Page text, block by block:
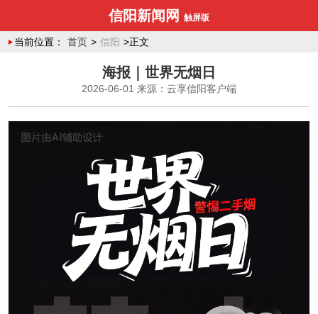
信阳新闻网 触屏版
当前位置： 首页 > 信阳 >正文
海报｜世界无烟日
2026-06-01 来源：云享信阳客户端